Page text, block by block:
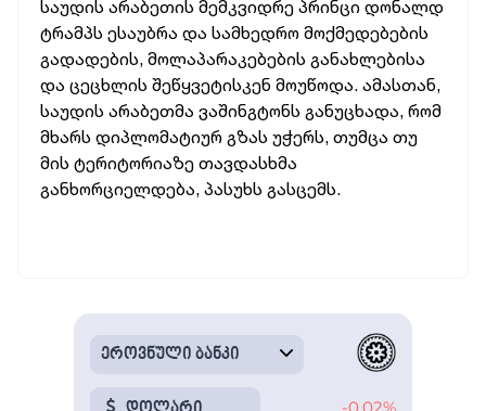
საუდის არაბეთის მემკვიდრე პრინცი დონალდ
ტრამპს ესაუბრა და სამხედრო მოქმედებების
გადადების, მოლაპარაკებების განახლებისა
და ცეცხლის შეწყვეტისკენ მოუწოდა. ამასთან,
საუდის არაბეთმა ვაშინგტონს განუცხადა, რომ
მხარს დიპლომატიურ გზას უჭერს, თუმცა თუ
მის ტერიტორიაზე თავდასხმა
განხორციელდება, პასუხს გასცემს.